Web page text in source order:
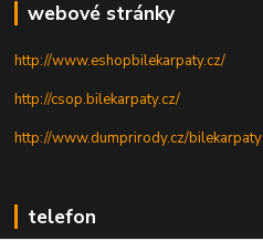
webové stránky
http://www.eshopbilekarpaty.cz/
http://csop.bilekarpaty.cz/
http://www.dumprirody.cz/bilekarpaty
telefon